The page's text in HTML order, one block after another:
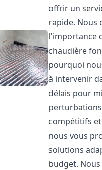
offrir un
rapide. Nous
l'importance
chaudière
pourquoi
à intervenir
délais pour
compétitifs
nous vous
solutions
budget.